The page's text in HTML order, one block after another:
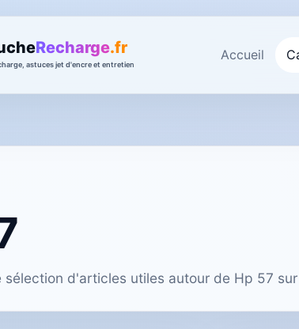
Accueil
sélection d'articles utiles autour de Hp 57